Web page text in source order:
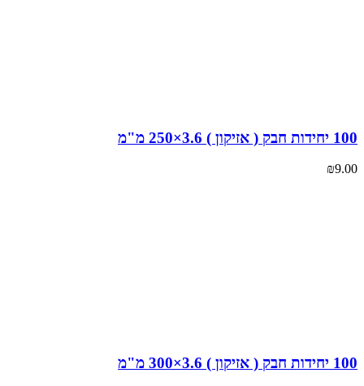
3.6×250 מ"מ
₪
3.6×300 מ"מ